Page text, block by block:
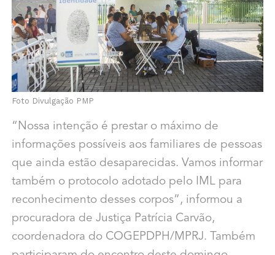
Foto Divulgação PMP
“Nossa intenção é prestar o máximo de
informações possíveis aos familiares de pessoas
que ainda estão desaparecidas. Vamos informar
também o protocolo adotado pelo IML para
reconhecimento desses corpos”, informou a
procuradora de Justiça Patrícia Carvão,
coordenadora do COGEPDPH/MPRJ. Também